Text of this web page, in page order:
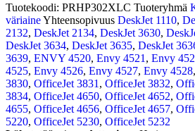
Tuotekoodi: PRHP302XLC Tuoteryhmä
väriaineYhteensopivuus DeskJet 1110,
2132, DeskJet 2134, DeskJet 3630,
DeskJet 3634, DeskJet 3635, DeskJet
3639, ENVY 4520, Envy 4521 , Envy
4525, Envy 4526, Envy 4527, Envy 4528,
3830, OfficeJet 3831 , OfficeJet 3832,
3834, OfficeJet 4650, OfficeJet 4652,
4655, OfficeJet 4656, OfficeJet 4657,
5220, OfficeJet 5230, OfficeJet 5232